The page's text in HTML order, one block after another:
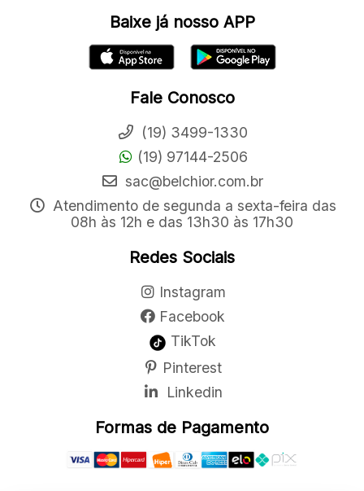
Baixe já nosso APP
Fale Conosco
(19) 3499-1330
(19) 97144-2506
sac@belchior.com.br
Atendimento de segunda a sexta-feira das
08h às 12h e das 13h30 às 17h30
Redes Sociais
Instagram
Facebook
TikTok
Pinterest
Linkedin
Formas de Pagamento